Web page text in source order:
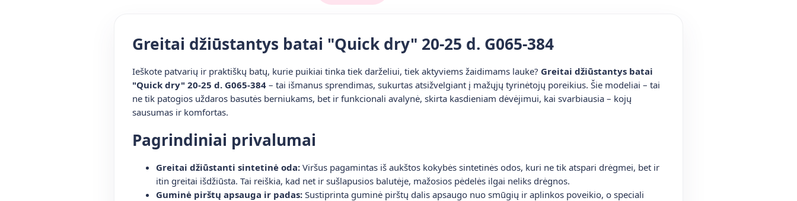
Greitai džiūstantys batai "Quick dry" 20-25 d. G065-384
Ieškote patvarių ir praktiškų batų, kurie puikiai tinka tiek darželiui, tiek aktyviems žaidimams lauke? Greitai džiūstantys batai
"Quick dry" 20-25 d. G065-384 – tai išmanus sprendimas, sukurtas atsižvelgiant į mažųjų tyrinėtojų poreikius. Šie modeliai – tai
ne tik patogios uždaros basutės berniukams, bet ir funkcionali avalynė, skirta kasdieniam dėvėjimui, kai svarbiausia – kojų
sausumas ir komfortas.
Pagrindiniai privalumai
Greitai džiūstanti sintetinė oda: Viršus pagamintas iš aukštos kokybės sintetinės odos, kuri ne tik atspari drėgmei, bet ir
itin greitai išdžiūsta. Tai reiškia, kad net ir sušlapusios balutėje, mažosios pėdelės ilgai neliks drėgnos.
Guminė pirštų apsauga ir padas: Sustiprinta guminė pirštų dalis apsaugo nuo smūgių ir aplinkos poveikio, o speciali